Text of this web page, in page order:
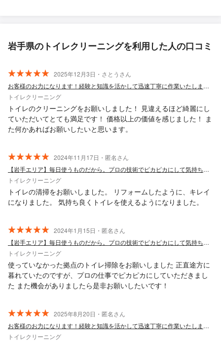
岩手県のトイレクリーニングを利用した人の口コミ
2025年12月3日・さとうさん
お客様のお力になります！経験と知識を活かして迅速丁寧に作業いたします！
トイレクリーニング
トイレのクリーニングをお願いしました！ 見違えるほど綺麗にし
ていただいてとても満足です！ 価格以上の価値を感じました！ ま
た何かあればお願いしたいと思います。
2024年11月17日・匿名さん
【岩手エリア】毎日使うものだから。プロの技術でピカピカにして気持ち良く！
トイレクリーニング
トイレの清掃をお願いしました。 リフォームしたように、キレイ
になりました。 気持ち良くトイレを使えるようになりました。
2024年1月15日・匿名さん
【岩手エリア】毎日使うものだから。プロの技術でピカピカにして気持ち良く！
トイレクリーニング
使っていなかった拠点のトイレ掃除をお願いしました 正直途方に
暮れていたのですが、プロの仕事でピカピカにしていただきまし
た また機会がありましたら是非お願いしたいです！
2025年8月20日・匿名さん
お客様のお力になります！経験と知識を活かして迅速丁寧に作業いたします！
トイレクリーニング